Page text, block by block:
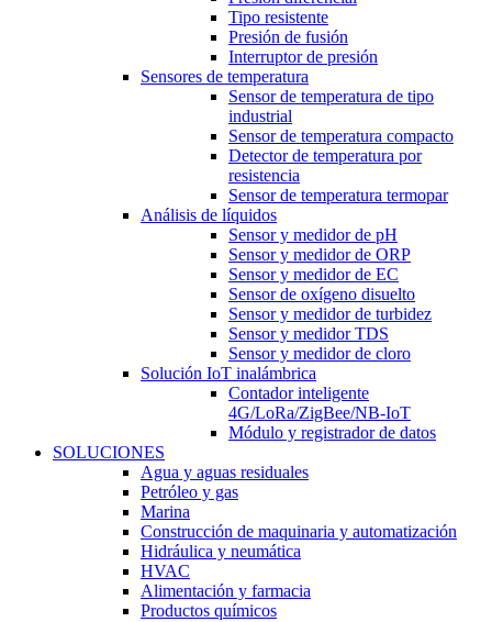
Tipo resistente
Presión de fusión
Interruptor de presión
Sensores de temperatura
Sensor de temperatura de tipo
industrial
Sensor de temperatura compacto
Detector de temperatura por
resistencia
Sensor de temperatura termopar
Análisis de líquidos
Sensor y medidor de pH
Sensor y medidor de ORP
Sensor y medidor de EC
Sensor de oxígeno disuelto
Sensor y medidor de turbidez
Sensor y medidor TDS
Sensor y medidor de cloro
Solución IoT inalámbrica
Contador inteligente
4G/LoRa/ZigBee/NB-IoT
Módulo y registrador de datos
SOLUCIONES
Agua y aguas residuales
Petróleo y gas
Marina
Construcción de maquinaria y automatización
Hidráulica y neumática
HVAC
Alimentación y farmacia
Productos químicos